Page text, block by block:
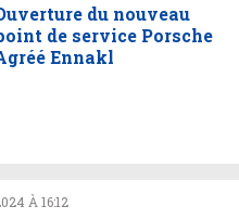
du nouveau
de service Porsche
Ennakl
À 16:12